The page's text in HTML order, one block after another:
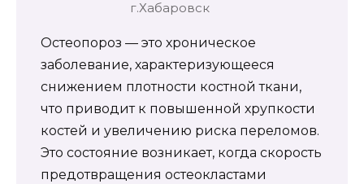
г.Хабаровск
Остеопороз — это хроническое
заболевание, характеризующееся
снижением плотности костной ткани,
что приводит к повышенной хрупкости
костей и увеличению риска переломов.
Это состояние возникает, когда скорость
предотвращения остеокластами